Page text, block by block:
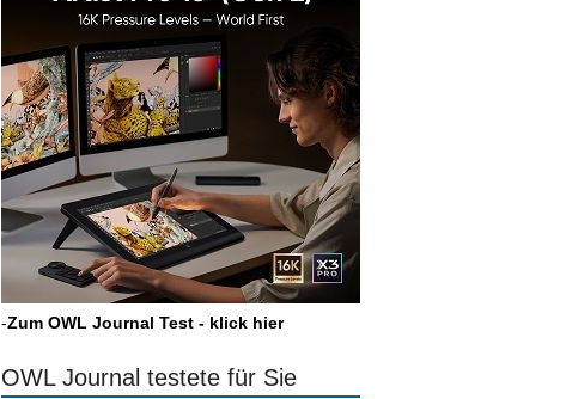
-Zum OWL Journal Test - klick hier
OWL Journal testete für Sie